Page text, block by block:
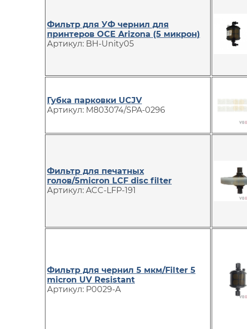
Фильтр для УФ чернил для
принтеров OCE Arizona (5 микрон)
Артикул: BH-Unity05
Губка парковки UCJV
Артикул: M803074/SPA-0296
Фильтр для печатных
голов/5micron LCF disc filter
Артикул: ACC-LFP-191
Фильтр для чернил 5 мкм/Filter 5
micron UV Resistant
Артикул: P0029-A